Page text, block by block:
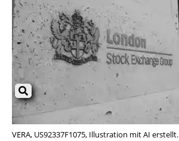
VERA, US92337F1075, Illustration mit AI erstellt.